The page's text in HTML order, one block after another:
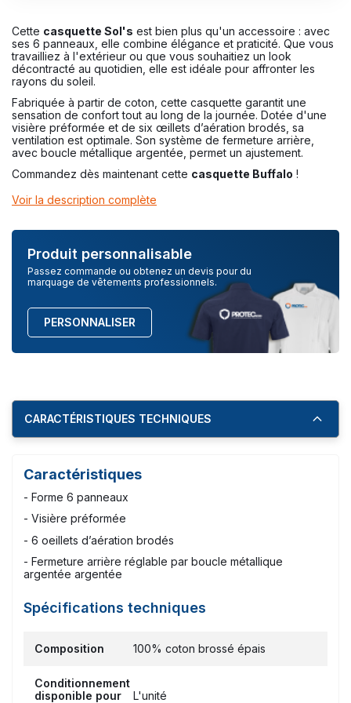
Cette casquette Sol's est bien plus qu'un accessoire : avec
ses 6 panneaux, elle combine élégance et praticité. Que vous
travailliez à l'extérieur ou que vous souhaitiez un look
décontracté au quotidien, elle est idéale pour affronter les
rayons du soleil.
Fabriquée à partir de coton, cette casquette garantit une
sensation de confort tout au long de la journée. Dotée d'une
visière préformée et de six œillets d’aération brodés, sa
ventilation est optimale. Son système de fermeture arrière,
avec boucle métallique argentée, permet un ajustement.
Commandez dès maintenant cette casquette Buffalo !
Voir la description complète
Produit personnalisable
Passez commande ou obtenez un devis pour du
marquage de vêtements professionnels.
PERSONNALISER
CARACTÉRISTIQUES TECHNIQUES
Caractéristiques
- Forme 6 panneaux
- Visière préformée
- 6 oeillets d’aération brodés
- Fermeture arrière réglable par boucle métallique
argentée argentée
Spécifications techniques
Composition 100% coton brossé épais
Conditionnement
disponible pour
L'unité